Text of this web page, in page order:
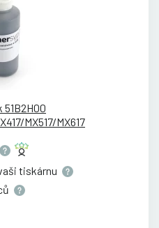
MX517/MX617
tiskárnu